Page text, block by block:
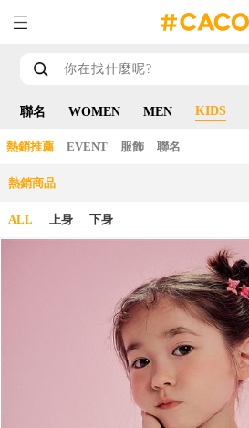
聯名 WOMEN MEN KIDS
熱銷推薦 EVENT 服飾 聯名
熱銷商品
ALL 上身 下身